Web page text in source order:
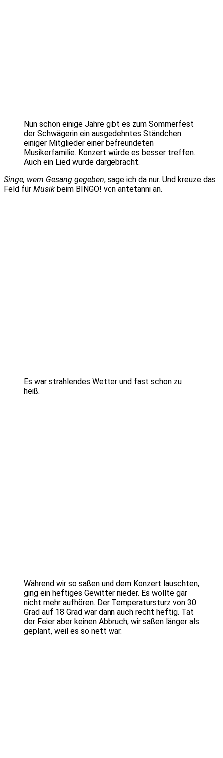
Nun schon einige Jahre gibt es zum Sommerfest
der Schwägerin ein ausgedehntes Ständchen
einiger Mitglieder einer befreundeten
Musikerfamilie. Konzert würde es besser treffen.
Auch ein Lied wurde dargebracht.
Singe, wem Gesang gegeben, sage ich da nur. Und kreuze das
Feld für Musik beim BINGO! von antetanni an.
Es war strahlendes Wetter und fast schon zu
heiß.
Während wir so saßen und dem Konzert lauschten,
ging ein heftiges Gewitter nieder. Es wollte gar
nicht mehr aufhören. Der Temperatursturz von 30
Grad auf 18 Grad war dann auch recht heftig. Tat
der Feier aber keinen Abbruch, wir saßen länger als
geplant, weil es so nett war.